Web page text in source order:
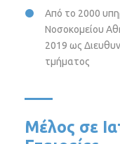
Από το 2000
Νοσοκομείου
2019 ως
τμήματος
Μέλος σε